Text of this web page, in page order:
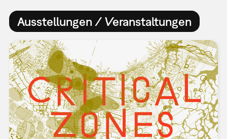
Ausstellungen / Veranstaltungen